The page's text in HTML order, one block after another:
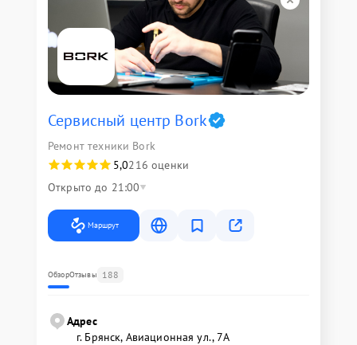
Сервисный центр Bork
Ремонт техники Bork
5,0216 оценки
Открыто до 21:00
Маршрут
ОбзорОтзывы 188
Адрес
г. Брянск, Авиационная ул., 7А